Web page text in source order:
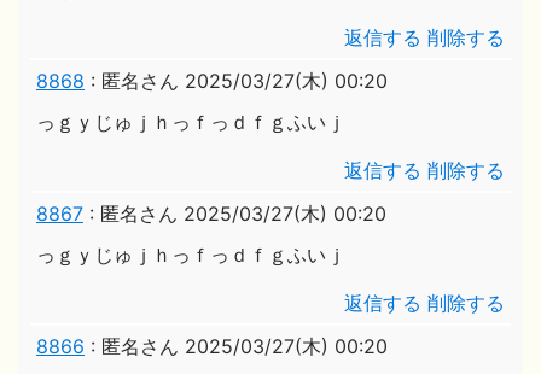
返信する 削除する
8868 : 匿名さん 2025/03/27(木) 00:20
っｇｙじゅｊｈっｆっｄｆｇふいｊ
返信する 削除する
8867 : 匿名さん 2025/03/27(木) 00:20
っｇｙじゅｊｈっｆっｄｆｇふいｊ
返信する 削除する
8866 : 匿名さん 2025/03/27(木) 00:20